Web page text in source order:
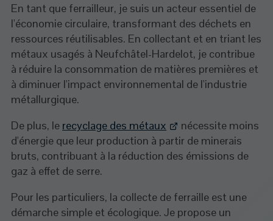
En tant que ferrailleur, je suis un acteur essentiel de
l'économie circulaire, transformant des déchets en
ressources réutilisables. En collectant et en triant les
métaux usagés à Neufchâtel-Hardelot, je contribue
à réduire la consommation de matières premières et
à diminuer l'impact environnemental de l'industrie
métallurgique.
De plus, le recyclage des métaux
nécessite moins
d'énergie que leur production à partir de minerais
bruts, contribuant à la réduction des émissions de
gaz à effet de serre.
Pour les particuliers, la collecte de ferraille est une
démarche simple et écologique. Je propose un